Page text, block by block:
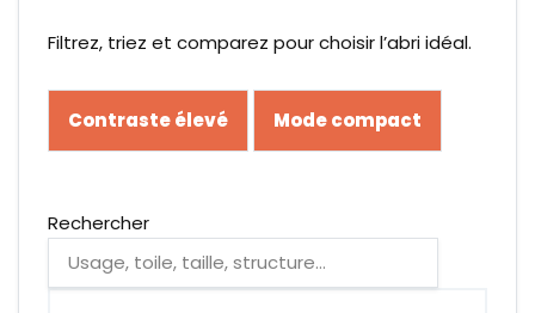
Filtrez, triez et comparez pour choisir l’abri idéal.
Contraste élevé Mode compact
Rechercher